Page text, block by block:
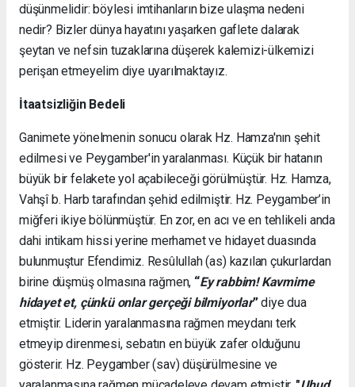
düşünmelidir: böylesi imtihanların bize ulaşma nedeni
nedir? Bizler dünya hayatını yaşarken gaflete dalarak
şeytan ve nefsin tuzaklarına düşerek kalemizi-ülkemizi
perişan etmeyelim diye uyarılmaktayız.
İtaatsizliğin Bedeli
Ganimete yönelmenin sonucu olarak Hz. Hamza'nın şehit
edilmesi ve Peygamber'in yaralanması. Küçük bir hatanın
büyük bir felakete yol açabileceği görülmüştür. Hz. Hamza,
Vahşî b. Harb tarafından şehid edilmiştir. Hz. Peygamber’in
miğferi ikiye bölünmüştür. En zor, en acı ve en tehlikeli anda
dahi intikam hissi yerine merhamet ve hidayet duasında
bulunmuştur Efendimiz. Resûlullah (as) kazılan çukurlardan
birine düşmüş olmasına rağmen, “Ey rabbim! Kavmime
hidayet et, çünkü onlar gerçeği bilmiyorlar”diye dua
etmiştir. Liderin yaralanmasına rağmen meydanı terk
etmeyip direnmesi, sebatın en büyük zafer olduğunu
gösterir. Hz. Peygamber (sav) düşürülmesine ve